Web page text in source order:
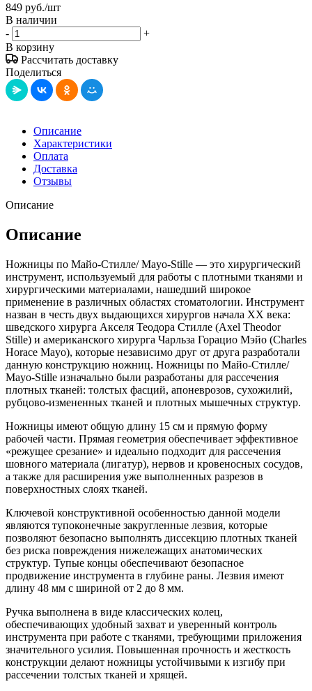
849 руб./шт
В наличии
-
+
В корзину
Рассчитать доставку
Поделиться
Описание
Характеристики
Оплата
Доставка
Отзывы
Описание
Описание
Ножницы по Майо-Стилле/ Mayo-Stille — это хирургический
инструмент, используемый для работы с плотными тканями и
хирургическими материалами, нашедший широкое
применение в различных областях стоматологии. Инструмент
назван в честь двух выдающихся хирургов начала XX века:
шведского хирурга Акселя Теодора Стилле (Axel Theodor
Stille) и американского хирурга Чарльза Горацио Мэйо (Charles
Horace Mayo), которые независимо друг от друга разработали
данную конструкцию ножниц. Ножницы по Майо-Стилле/
Mayo-Stille изначально были разработаны для рассечения
плотных тканей: толстых фасций, апоневрозов, сухожилий,
рубцово-измененных тканей и плотных мышечных структур.
Ножницы имеют общую длину 15 см и прямую форму
рабочей части. Прямая геометрия обеспечивает эффективное
«режущее срезание» и идеально подходит для рассечения
шовного материала (лигатур), нервов и кровеносных сосудов,
а также для расширения уже выполненных разрезов в
поверхностных слоях тканей.
Ключевой конструктивной особенностью данной модели
являются тупоконечные закругленные лезвия, которые
позволяют безопасно выполнять диссекцию плотных тканей
без риска повреждения нижележащих анатомических
структур. Тупые концы обеспечивают безопасное
продвижение инструмента в глубине раны. Лезвия имеют
длину 48 мм с шириной от 2 до 8 мм.
Ручка выполнена в виде классических колец,
обеспечивающих удобный захват и уверенный контроль
инструмента при работе с тканями, требующими приложения
значительного усилия. Повышенная прочность и жесткость
конструкции делают ножницы устойчивыми к изгибу при
рассечении толстых тканей и хрящей.